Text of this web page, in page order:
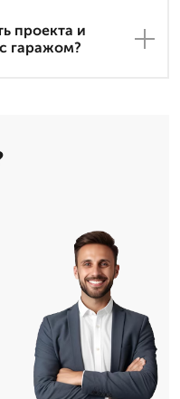
проекта и
гаражом?